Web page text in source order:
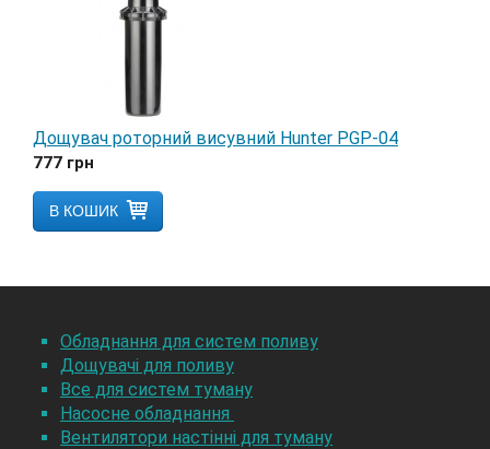
Дощувач роторний висувний Hunter PGP-04
777 грн
В КОШИК
Обладнання для систем поливу
Дощувачі для поливу
Все для систем туману
Насосне обладнання
Вентилятори настінні для туману